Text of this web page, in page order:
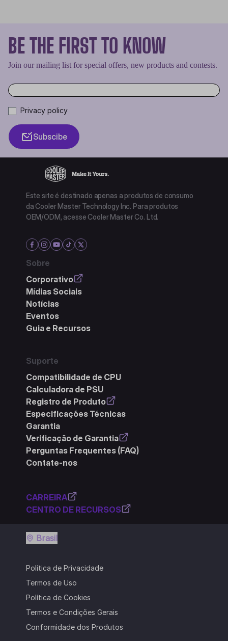
BE THE FIRST TO KNOW
Join our mailing list for special offers, new products and contests.
Privacy policy
Subscibe
Este site é destinado apenas a produtos de consumo
da Cooler Master Technology Inc. Para produtos
OEM/ODM, acesse Cooler Master Co. Ltd.
Sobre
Corporativo
Mídias Sociais
Notícias
Eventos
Guia e Recursos
Suporte
Compatibilidade de CPU
Calculadora de PSU
Registro de Produto
Especificações Técnicas
Garantia
Verificação de Garantia
Perguntas Frequentes (FAQ)
Contate-nos
CARREIRA
CENTRO DE RECURSOS
Política de Privacidade
Termos de Uso
Política de Cookies
Termos e Condições Gerais
Conformidade dos Produtos
Brasil